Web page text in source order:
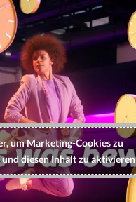
um Marketing-Cookies zu
diesen Inhalt zu aktivieren